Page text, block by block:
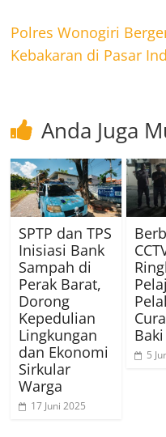
Polres Wonogiri
Kebakaran di Pasar
Anda Juga
SPTP dan TPS
Inisiasi Bank
Sampah di
Perak Barat,
Dorong
Kepedulian
Lingkungan
dan Ekonomi
Sirkular
Warga
17 Juni 2025
Baki
5